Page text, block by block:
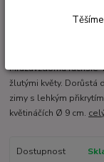
Mrazuvzdorná fuchsie
žlutými květy. Dorůstá
zimy s lehkým
květináčích Ø 9 cm.
Dostupnost